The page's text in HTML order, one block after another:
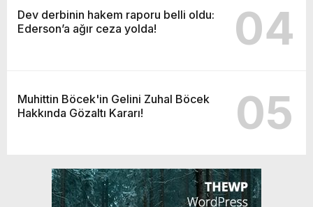
Dev derbinin hakem raporu belli oldu:
Ederson’a ağır ceza yolda!
04
Muhittin Böcek'in Gelini Zuhal Böcek
Hakkında Gözaltı Kararı!
05